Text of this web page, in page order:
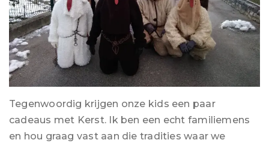
Tegenwoordig krijgen onze kids een paar
cadeaus met Kerst. Ik ben een echt familiemens
en hou graag vast aan die tradities waar we